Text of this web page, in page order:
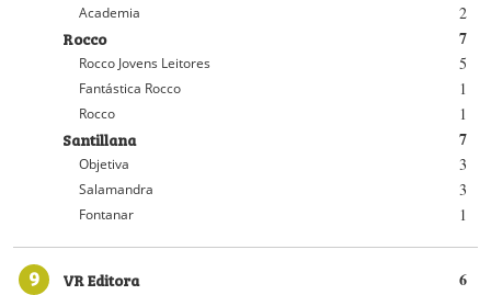
2
Academia
7
Rocco
5
Rocco Jovens Leitores
1
Fantástica Rocco
1
Rocco
7
Santillana
3
Objetiva
3
Salamandra
1
Fontanar
9 6
VR Editora